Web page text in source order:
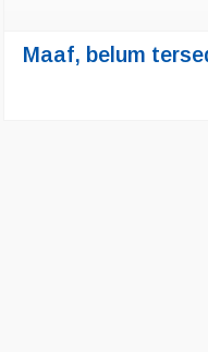
Maaf, belum